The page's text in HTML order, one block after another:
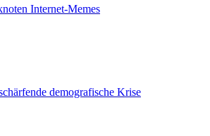
Internet-Memes
demografische Krise